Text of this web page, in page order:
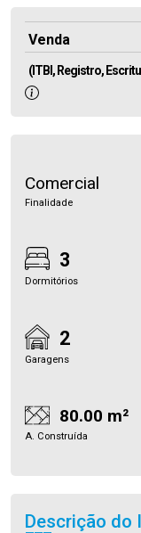
Venda
(ITBI, Registro,
Comercial
Finalidade
3
Dormitórios
2
Garagens
80.00 m²
A. Construída
Descrição do